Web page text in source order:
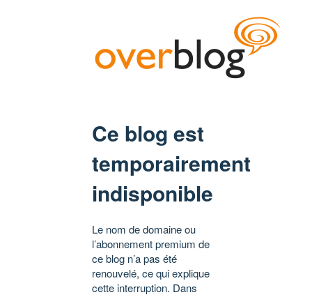
Ce blog est
temporairement
indisponible
Le nom de domaine ou
l’abonnement premium de
ce blog n’a pas été
renouvelé, ce qui explique
cette interruption. Dans